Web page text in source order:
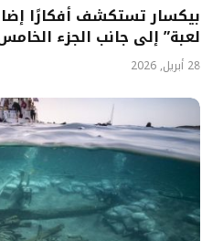
بيكسار تستكشف أفكارًا
لعبة” إلى جانب الجزء
28 أبريل, 2026